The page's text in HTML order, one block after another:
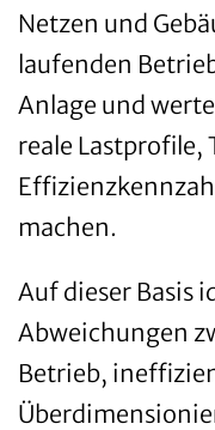
Netzen und
laufenden
Anlage und
reale Lastprofile,
machen.
Auf dieser Basis
Abweichungen
Betrieb,